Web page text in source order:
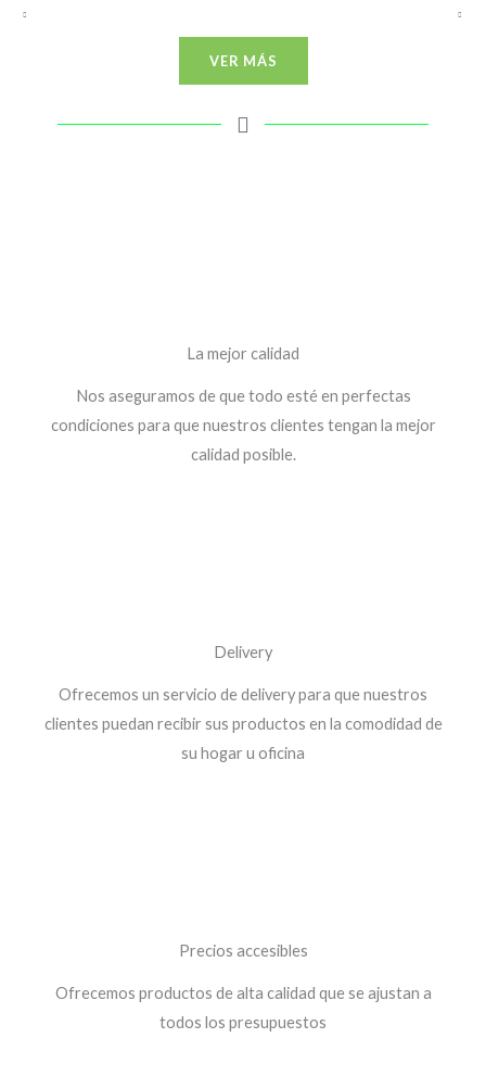
VER MÁS
La mejor calidad
Nos aseguramos de que todo esté en perfectas
condiciones para que nuestros clientes tengan la mejor
calidad posible.
Delivery
Ofrecemos un servicio de delivery para que nuestros
clientes puedan recibir sus productos en la comodidad de
su hogar u oficina
Precios accesibles
Ofrecemos productos de alta calidad que se ajustan a
todos los presupuestos